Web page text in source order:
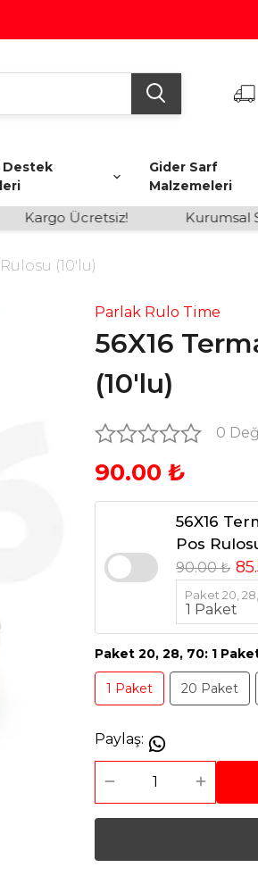
Destek
Gider Sarf
Malzemeleri
Kargo Ücretsiz! Kurumsal
(10'lu)
Parlak Rulo Time
56X16
(10'lu)
0
90.00 ₺
56X16
Pos
90.00 ₺
Paket 20,
Paket 20, 28, 70: 1
1 Paket 20 Paket
Paylaş: